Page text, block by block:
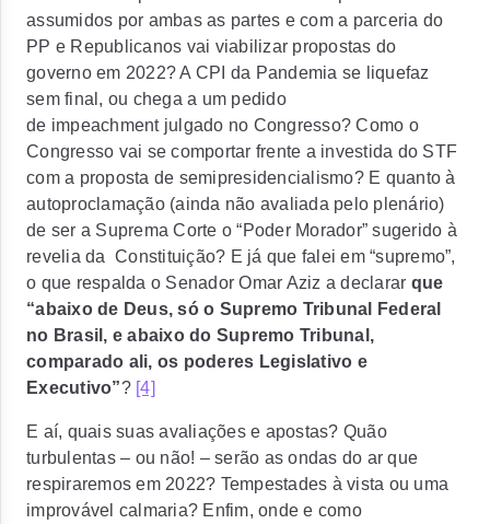
assumidos por ambas as partes e com a parceria do
PP e Republicanos vai viabilizar propostas do
governo em 2022? A CPI da Pandemia se liquefaz
sem final, ou chega a um pedido
de impeachment julgado no Congresso? Como o
Congresso vai se comportar frente a investida do STF
com a proposta de semipresidencialismo? E quanto à
autoproclamação (ainda não avaliada pelo plenário)
de ser a Suprema Corte o “Poder Morador” sugerido à
revelia da Constituição? E já que falei em “supremo”,
o que respalda o Senador Omar Aziz a declarar que
“abaixo de Deus, só o Supremo Tribunal Federal
no Brasil, e abaixo do Supremo Tribunal,
comparado ali, os poderes Legislativo e
Executivo”? [4]
E aí, quais suas avaliações e apostas? Quão
turbulentas – ou não! – serão as ondas do ar que
respiraremos em 2022? Tempestades à vista ou uma
improvável calmaria? Enfim, onde e como